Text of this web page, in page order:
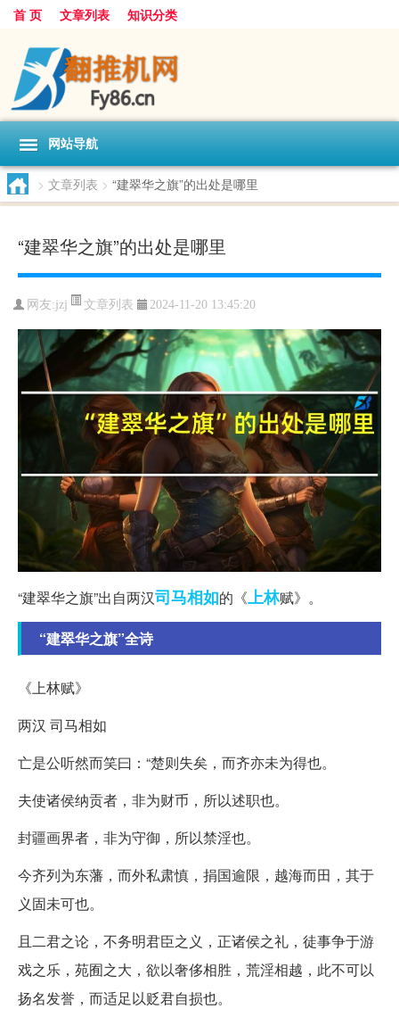
首 页 文章列表 知识分类
网站导航
> 文章列表 > “建翠华之旗”的出处是哪里
“建翠华之旗”的出处是哪里
网友:jzj 文章列表 2024-11-20 13:45:20
“建翠华之旗”出自两汉司马相如的《上林赋》。
“建翠华之旗”全诗
《上林赋》
两汉 司马相如
亡是公听然而笑曰：“楚则失矣，而齐亦未为得也。
夫使诸侯纳贡者，非为财币，所以述职也。
封疆画界者，非为守御，所以禁淫也。
今齐列为东藩，而外私肃慎，捐国逾限，越海而田，其于
义固未可也。
且二君之论，不务明君臣之义，正诸侯之礼，徒事争于游
戏之乐，苑囿之大，欲以奢侈相胜，荒淫相越，此不可以
扬名发誉，而适足以贬君自损也。